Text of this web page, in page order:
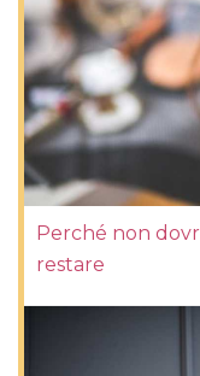
Perché non
restare